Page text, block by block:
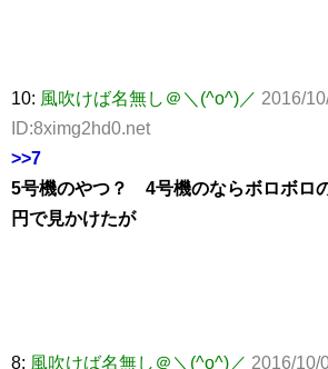
10: 風吹けば名無し＠＼(^o^)／ 2016/
ID:8ximg2hd0.net
>>7
5号機のやつ？ 4号機のならボロボロ
円で見かけたが
8: 風吹けば名無し＠＼(^o^)／ 2016/10/